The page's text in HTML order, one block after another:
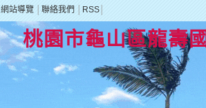
網站導覽 聯絡我們 RSS
桃園市龜山區龍壽